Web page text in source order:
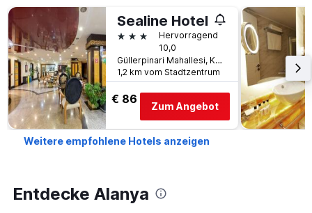
Sealine Hotel
3 SterneHervorragend
10,0
Güllerpinari Mahallesi, Kerim Kaptanlar Caddesi, 20-22, Alanya, Türkei
1,2 km vom Stadtzentrum
€ 86
Zum Angebot
Weitere empfohlene Hotels anzeigen
Entdecke Alanya